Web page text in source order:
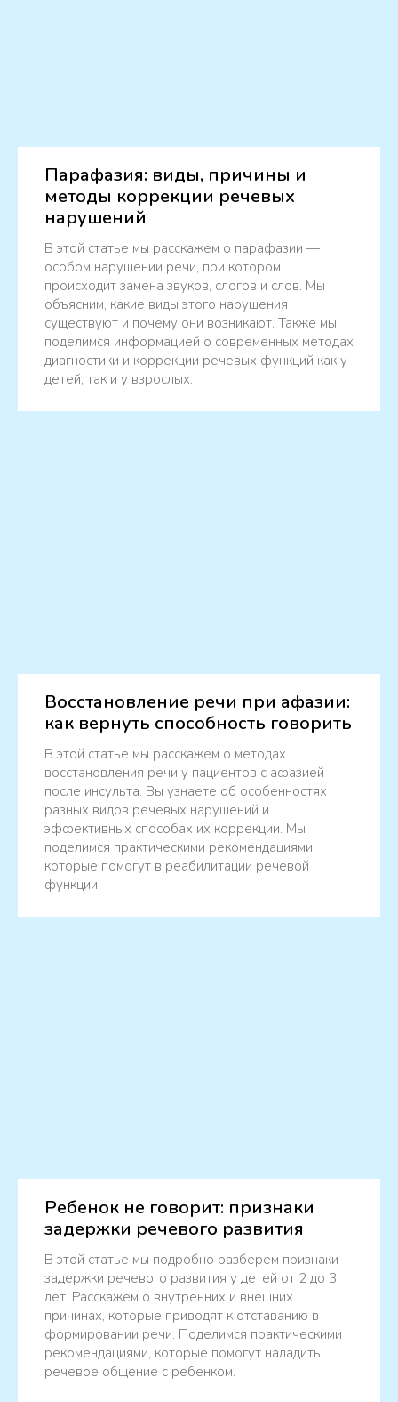
Парафазия: виды, причины и
методы коррекции речевых
нарушений
В этой статье мы расскажем о парафазии —
особом нарушении речи, при котором
происходит замена звуков, слогов и слов. Мы
объясним, какие виды этого нарушения
существуют и почему они возникают. Также мы
поделимся информацией о современных методах
диагностики и коррекции речевых функций как у
детей, так и у взрослых.
Восстановление речи при афазии:
как вернуть способность говорить
В этой статье мы расскажем о методах
восстановления речи у пациентов с афазией
после инсульта. Вы узнаете об особенностях
разных видов речевых нарушений и
эффективных способах их коррекции. Мы
поделимся практическими рекомендациями,
которые помогут в реабилитации речевой
функции.
Ребенок не говорит: признаки
задержки речевого развития
В этой статье мы подробно разберем признаки
задержки речевого развития у детей от 2 до 3
лет. Расскажем о внутренних и внешних
причинах, которые приводят к отставанию в
формировании речи. Поделимся практическими
рекомендациями, которые помогут наладить
речевое общение с ребенком.